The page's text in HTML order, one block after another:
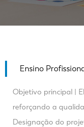
Ensino
Objetivo principal |
reforçando a
Designação do